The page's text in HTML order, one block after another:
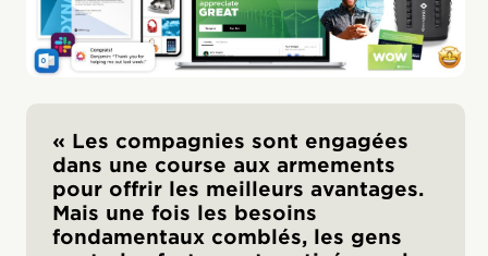
« Les compagnies sont engagées
dans une course aux armements
pour offrir les meilleurs avantages.
Mais une fois les besoins
fondamentaux comblés, les gens